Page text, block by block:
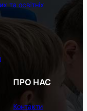
та освітніх
ПРО НАС
Контакти